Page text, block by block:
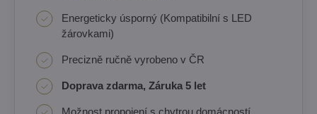
Energeticky úsporný (Kompatibilní s LED
žárovkami)
Precizně ručně vyrobeno v ČR
Doprava zdarma, Záruka 5 let
Možnost propojení s chytrou domácností